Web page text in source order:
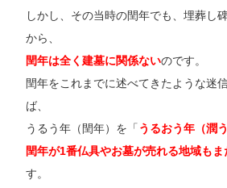
しかし、その当時の閏年でも、埋葬し
から、
閏年は全く建墓に関係ないのです。
閏年をこれまでに述べてきたような迷
ば、
うるう年（閏年）を「うるおう年（潤う
閏年が1番仏具やお墓が売れる地域も
す。